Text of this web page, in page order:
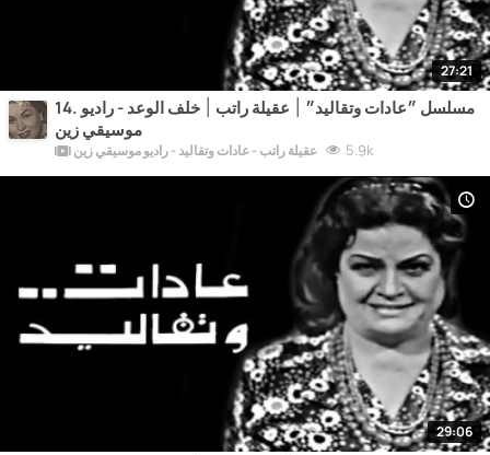
27:21
14. مسلسل ״عادات وتقاليد״ ׀ عقيلة راتب ׀ خلف الوعد - راديو
موسيقي زين
عقيلة راتب - عادات وتقاليد - راديو موسيقي زين 5.9k
29:06